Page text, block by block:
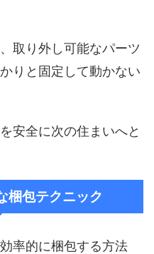
取り外し可能なパーツ
りと固定して動かない
安全に次の住まいへと
梱包テクニック
率的に梱包する方法